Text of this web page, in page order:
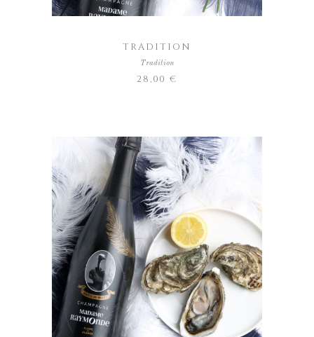
TRADITION
Tradition
28,00€
AJOUTER AU PANIER